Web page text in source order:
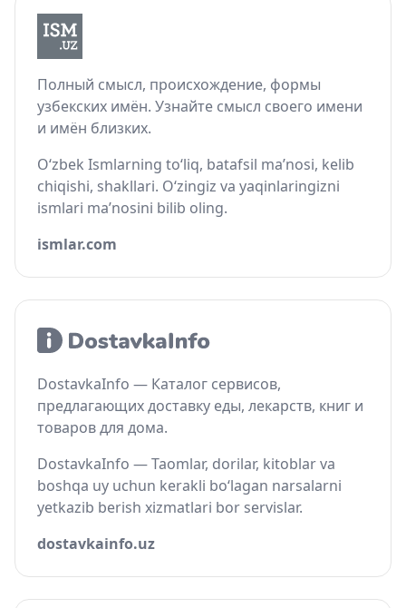
Полный смысл, происхождение, формы
узбекских имён. Узнайте смысл своего имени
и имён близких.
O‘zbek Ismlarning to‘liq, batafsil ma’nosi, kelib
chiqishi, shakllari. O‘zingiz va yaqinlaringizni
ismlari ma’nosini bilib oling.
ismlar.com
DostavkaInfo — Каталог сервисов,
предлагающих доставку еды, лекарств, книг и
товаров для дома.
DostavkaInfo — Taomlar, dorilar, kitoblar va
boshqa uy uchun kerakli bo‘lagan narsalarni
yetkazib berish xizmatlari bor servislar.
dostavkainfo.uz